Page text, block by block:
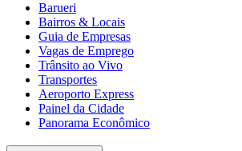
Palmeiras
Barueri
Bairros & Locais
Guia de Empresas
Vagas de Emprego
Trânsito ao Vivo
Transportes
Aeroporto Express
Painel da Cidade
Panorama Econômico